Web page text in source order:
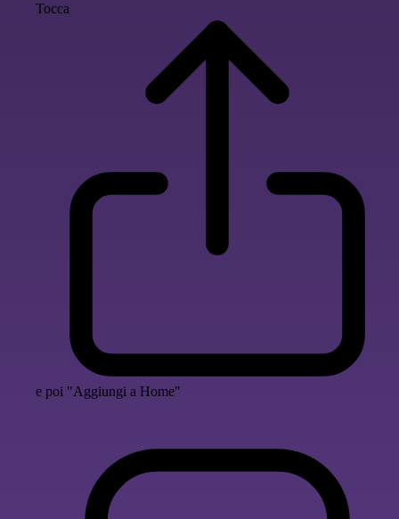
Tocca
e poi "Aggiungi a Home"